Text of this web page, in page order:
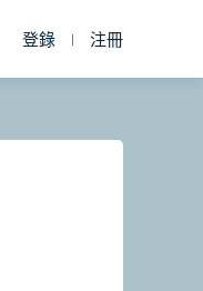
登錄 注冊